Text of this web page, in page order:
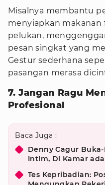
Misalnya membantu
menyiapkan
pelukan,
pesan singkat yang
Gestur sederhana
pasangan merasa
7. Jangan Ragu
Profesional
Baca Juga :
Denny Cagur
Intim, Di Kamar
Tes Kepribadian: